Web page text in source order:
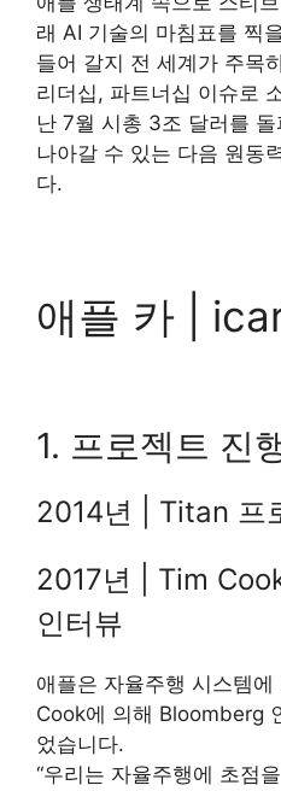
래 AI 기술의 마침표를 찍
들어 갈지 전 세계가 주목
리더십, 파트너십 이슈로
난 7월 시총 3조 달러를
나아갈 수 있는 다음 원동
다.
애플 카 |
1. 프로젝트 진
2014년 | Titan 프
2017년 | Tim
인터뷰
애플은 자율주행 시스템
Cook에 의해 Bloomberg
었습니다.
“우리는 자율주행에 초점